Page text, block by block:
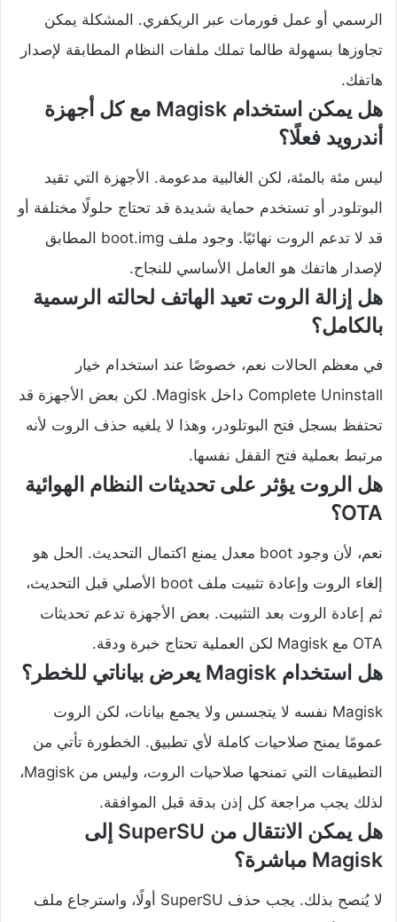
الرسمي أو عمل فورمات عبر الريكفري. المشكلة يمكن
تجاوزها بسهولة طالما تملك ملفات النظام المطابقة لإصدار
هاتفك.
هل يمكن استخدام Magisk مع كل أجهزة
أندرويد فعلًا؟
ليس مئة بالمئة، لكن الغالبية مدعومة. الأجهزة التي تقيد
البوتلودر أو تستخدم حماية شديدة قد تحتاج حلولًا مختلفة أو
قد لا تدعم الروت نهائيًا. وجود ملف boot.img المطابق
لإصدار هاتفك هو العامل الأساسي للنجاح.
هل إزالة الروت تعيد الهاتف لحالته الرسمية
بالكامل؟
في معظم الحالات نعم، خصوصًا عند استخدام خيار
Complete Uninstall داخل Magisk. لكن بعض الأجهزة قد
تحتفظ بسجل فتح البوتلودر، وهذا لا يلغيه حذف الروت لأنه
مرتبط بعملية فتح القفل نفسها.
هل الروت يؤثر على تحديثات النظام الهوائية
OTA؟
نعم، لأن وجود boot معدل يمنع اكتمال التحديث. الحل هو
إلغاء الروت وإعادة تثبيت ملف boot الأصلي قبل التحديث،
ثم إعادة الروت بعد التثبيت. بعض الأجهزة تدعم تحديثات
OTA مع Magisk لكن العملية تحتاج خبرة ودقة.
هل استخدام Magisk يعرض بياناتي للخطر؟
Magisk نفسه لا يتجسس ولا يجمع بيانات، لكن الروت
عمومًا يمنح صلاحيات كاملة لأي تطبيق. الخطورة تأتي من
التطبيقات التي تمنحها صلاحيات الروت، وليس من Magisk،
لذلك يجب مراجعة كل إذن بدقة قبل الموافقة.
هل يمكن الانتقال من SuperSU إلى
Magisk مباشرة؟
لا يُنصح بذلك. يجب حذف SuperSU أولًا، واسترجاع ملف